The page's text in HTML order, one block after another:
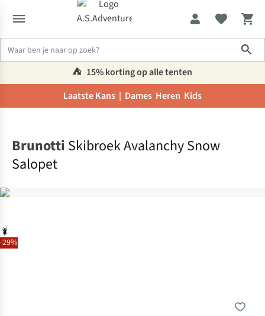
⛺️ 15% korting op alle tenten
Laatste Kans | Dames Heren Kids
-29%
Brunotti Skibroek Avalanchy Snow
Salopet